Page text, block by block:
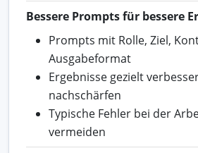
Bessere Prompts für bessere
Prompts mit Rolle, Ziel,
Ausgabeformat
Ergebnisse gezielt
nachschärfen
Typische Fehler bei der
vermeiden